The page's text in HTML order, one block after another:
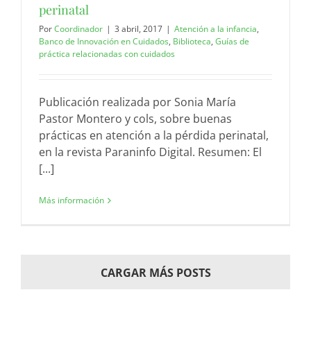
perinatal
PorCoordinador | 3 abril, 2017 | Atención a la infancia,
Banco de Innovación en Cuidados, Biblioteca, Guías de
práctica relacionadas con cuidados
Publicación realizada por Sonia María
Pastor Montero y cols, sobre buenas
prácticas en atención a la pérdida perinatal,
en la revista Paraninfo Digital. Resumen: El
[...]
Más información
CARGAR MÁS POSTS